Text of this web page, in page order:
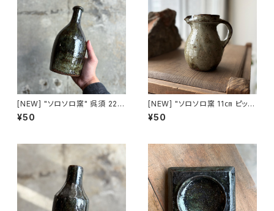
[NEW] "ソロソロ窯" 呉須 22㎝
花瓶
¥50
[NEW] "ソロソロ窯 11㎝ ピッチ
ャー made in HOKKAIDO
¥50